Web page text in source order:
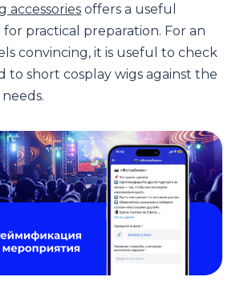
accessories offers a useful
practical preparation. For an
convincing, it is useful to check
to short cosplay wigs against the